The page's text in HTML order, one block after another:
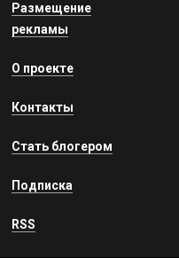
Размещение
рекламы
О проекте
Контакты
Стать блогером
Подписка
RSS